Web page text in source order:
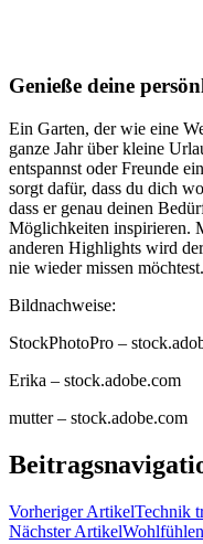
Genieße deine
Ein Garten, der wie eine
ganze Jahr über kleine
entspannst oder Freunde
sorgt dafür, dass du dich
dass er genau deinen
Möglichkeiten inspirieren.
anderen Highlights wird
nie wieder missen möchtest.
Bildnachweise:
StockPhotoPro –
Erika – stock.adobe.com
mutter– stock.adobe.com
Vorheriger ArtikelTechnik
Nächster Artikel